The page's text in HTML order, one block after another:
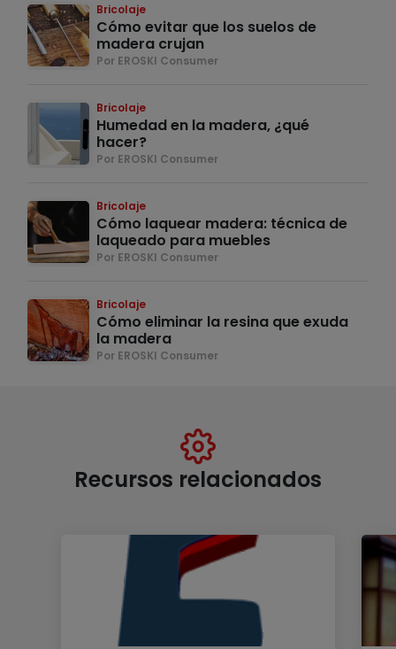
Bricolaje
Cómo evitar que los suelos de
madera crujan
Por EROSKI Consumer
Bricolaje
Humedad en la madera, ¿qué
hacer?
Por EROSKI Consumer
Bricolaje
Cómo laquear madera: técnica de
laqueado para muebles
Por EROSKI Consumer
Bricolaje
Cómo eliminar la resina que exuda
la madera
Por EROSKI Consumer
Recursos relacionados